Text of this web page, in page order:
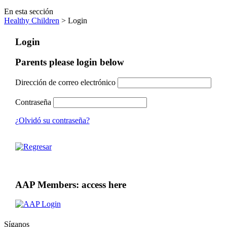
En esta sección
Healthy Children > Login
Login
Parents please login below
Dirección de correo electrónico
Contraseña
¿Olvidó su contraseña?
AAP Members: access here
Síganos